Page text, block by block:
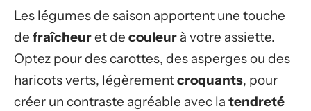
Les légumes de saison apportent une touche
de fraîcheuret de couleur à votre assiette.
Optez pour des carottes, des asperges ou des
haricots verts, légèrementcroquants, pour
créer un contraste agréable avec la tendreté